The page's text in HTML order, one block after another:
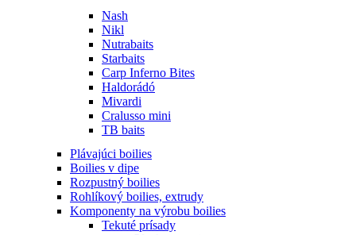
Nash
Nikl
Nutrabaits
Starbaits
Carp Inferno Bites
Haldorádó
Mivardi
Cralusso mini
TB baits
Plávajúci boilies
Boilies v dipe
Rozpustný boilies
Rohlíkový boilies, extrudy
Komponenty na výrobu boilies
Tekuté prísady